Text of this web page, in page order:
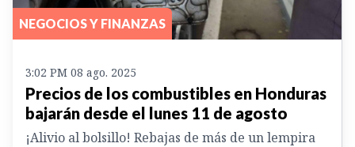
NEGOCIOS Y FINANZAS
3:02 PM 08 ago. 2025
Precios de los combustibles en Honduras
bajarán desde el lunes 11 de agosto
¡Alivio al bolsillo! Rebajas de más de un lempira